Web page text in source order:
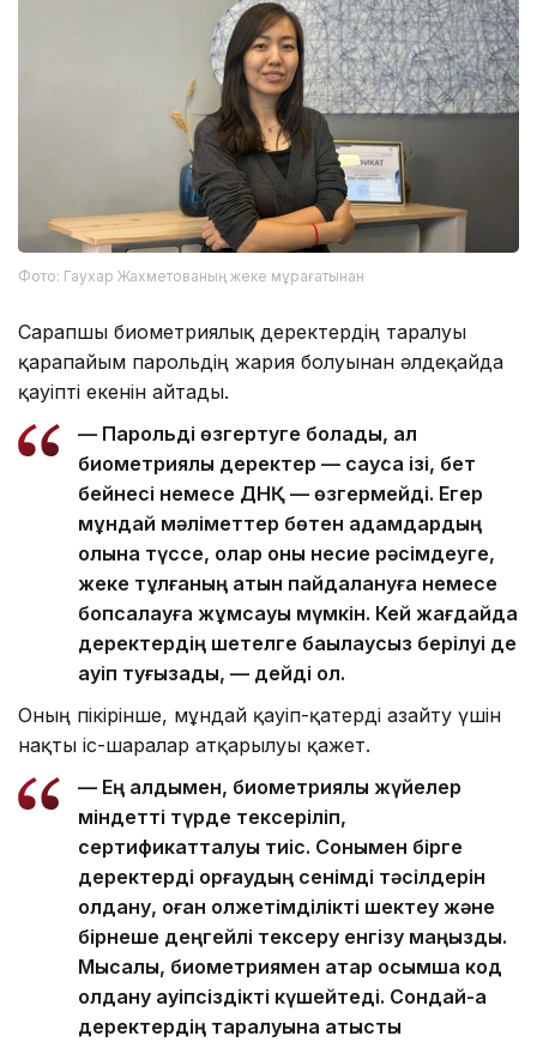
Фото: Гаухар Жахметованың жеке мұрағатынан
Сарапшы биометриялық деректердің таралуы
қарапайым парольдің жария болуынан әлдеқайда
қауіпті екенін айтады.
— Парольді өзгертуге болады, ал
биометриялық деректер — саусақ ізі, бет
бейнесі немесе ДНҚ — өзгермейді. Егер
мұндай мәліметтер бөтен адамдардың
қолына түссе, олар оны несие рәсімдеуге,
жеке тұлғаның атын пайдалануға немесе
бопсалауға жұмсауы мүмкін. Кей жағдайда
деректердің шетелге бақылаусыз берілуі де
қауіп туғызады, — дейді ол.
Оның пікірінше, мұндай қауіп-қатерді азайту үшін
нақты іс-шаралар атқарылуы қажет.
— Ең алдымен, биометриялық жүйелер
міндетті түрде тексеріліп,
сертификатталуы тиіс. Сонымен бірге
деректерді қорғаудың сенімді тәсілдерін
қолдану, оған қолжетімділікті шектеу және
бірнеше деңгейлі тексеру енгізу маңызды.
Мысалы, биометриямен қатар қосымша код
қолдану қауіпсіздікті күшейтеді. Сондай-ақ
деректердің таралуына қатысты